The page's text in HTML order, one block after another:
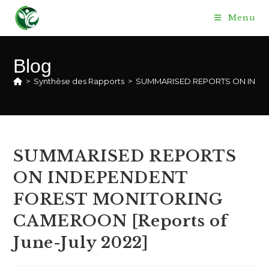
content
Menu
Blog
> Synthèse des Rapports > SUMMARISED REPORTS ON
SUMMARISED REPORTS
ON INDEPENDENT
FOREST MONITORING
CAMEROON [Reports of
June-July 2022]